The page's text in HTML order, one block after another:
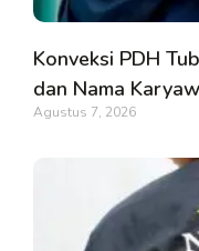
Konveksi PDH
dan Nama
Agustus 7, 2026